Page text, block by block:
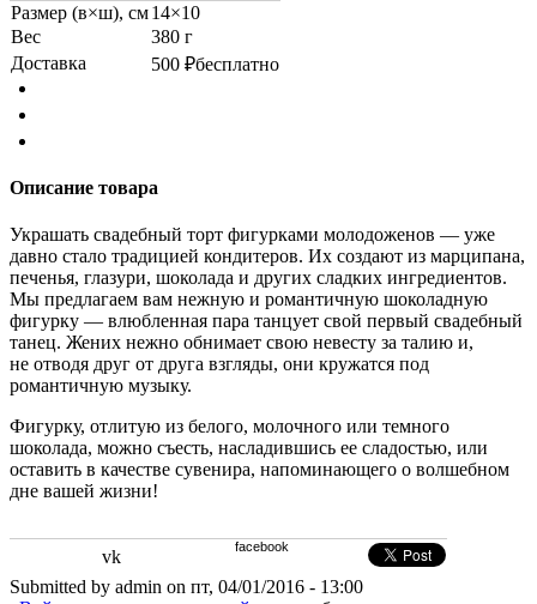
Размер (в×ш), см14×10
Вес
380 г
Доставка
500 ₽бесплатно
Описание товара
Украшать свадебный торт фигурками молодоженов — уже
давно стало традицией кондитеров. Их создают из марципана,
печенья, глазури, шоколада и других сладких ингредиентов.
Мы предлагаем вам нежную и романтичную шоколадную
фигурку — влюбленная пара танцует свой первый свадебный
танец. Жених нежно обнимает свою невесту за талию и,
не отводя друг от друга взгляды, они кружатся под
романтичную музыку.
Фигурку, отлитую из белого, молочного или темного
шоколада, можно съесть, насладившись ее сладостью, или
оставить в качестве сувенира, напоминающего о волшебном
дне вашей жизни!
vk facebook
Submitted by admin on пт, 04/01/2016 - 13:00